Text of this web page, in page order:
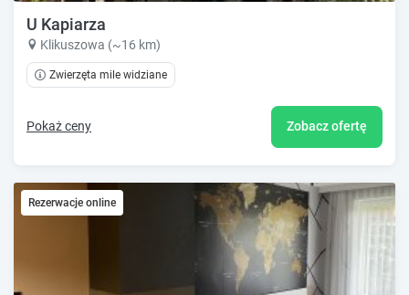
U Kapiarza
Klikuszowa (~16 km)
Zwierzęta mile widziane
Pokaż ceny Zobacz ofertę
Rezerwacje online